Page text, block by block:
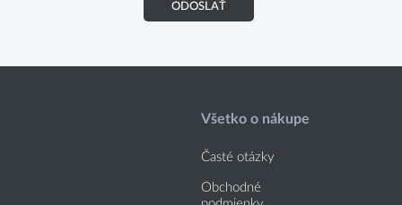
ODOSLAŤ
Všetko o nákupe
Časté otázky
Obchodné